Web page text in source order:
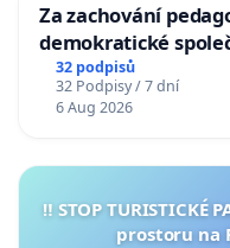
Za zachování
demokratické
32 podpisů
32 Podpisy / 7 dní
6 Aug 2026
‼️ STOP
prostoru na